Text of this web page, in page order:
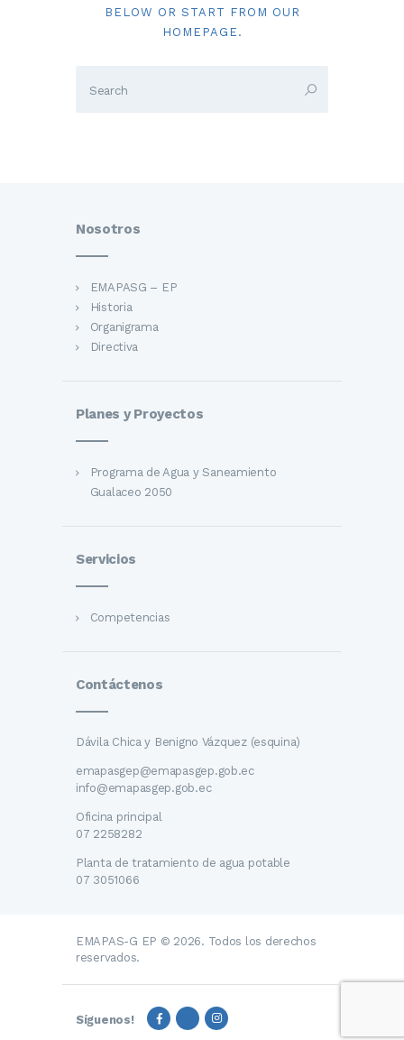
BELOW OR START FROM OUR
HOMEPAGE .
Nosotros
EMAPASG – EP
Historia
Organigrama
Directiva
Planes y Proyectos
Programa de Agua y Saneamiento
Gualaceo 2050
Servicios
Competencias
Contáctenos
Dávila Chica y Benigno Vázquez (esquina)
emapasgep@emapasgep.gob.ec
info@emapasgep.gob.ec
Oficina principal
07 2258282
Planta de tratamiento de agua potable
07 3051066
EMAPAS-G EP © 2026. Todos los derechos
reservados.
Síguenos!